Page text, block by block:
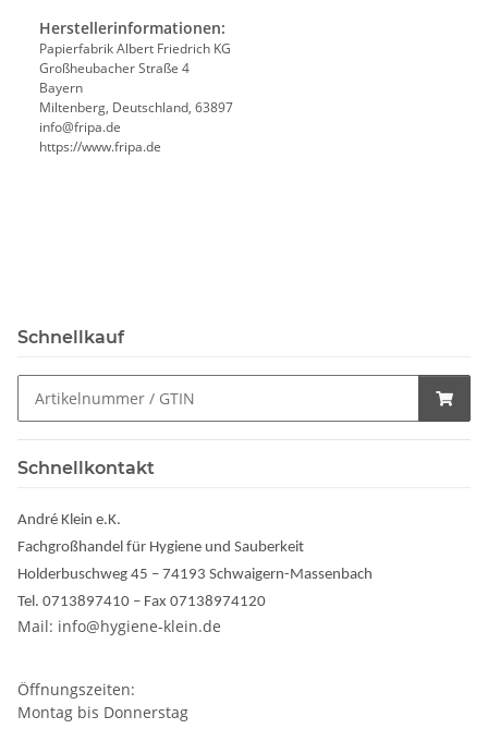
Herstellerinformationen:
Papierfabrik Albert Friedrich KG
Großheubacher Straße 4
Bayern
Miltenberg, Deutschland, 63897
info@fripa.de
https://www.fripa.de
Schnellkauf
Schnellkontakt
André Klein e.K.
Fachgroßhandel für Hygiene und Sauberkeit
Holderbuschweg 45 – 74193 Schwaigern-Massenbach
Tel. 0713897410 – Fax 07138974120
Mail: info@hygiene-klein.de
Öffnungszeiten:
Montag bis Donnerstag